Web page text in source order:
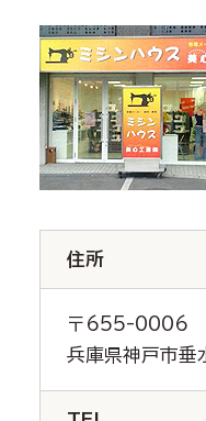
住所
〒655-0006
兵庫県神戸市